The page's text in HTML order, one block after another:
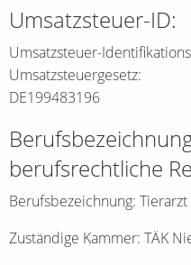
Umsatzsteuer-ID:
Umsatzsteuer-
Umsatzsteuergesetz:
DE199483196
berufsrechtliche
Berufsbezeichnung: Tierarzt
Zuständige Kammer: TÄK